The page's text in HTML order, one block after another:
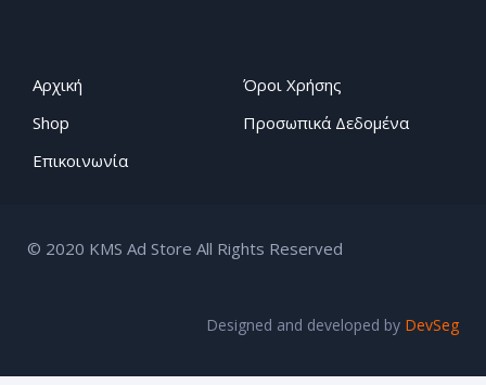
Αρχική
Shop
Επικοινωνία
Όροι Χρήσης
Προσωπικά Δεδομένα
© 2020 KMS Ad Store All Rights Reserved
Designed and developed by DevSeg